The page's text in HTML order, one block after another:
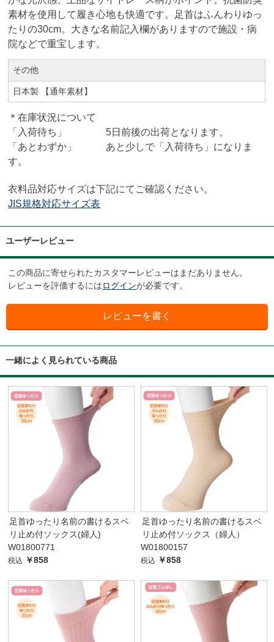
素材を使用して履き心地も快適です。足首はふんわりゆっ
たりの30cm。大きな名前記入欄がありますので施設・病
院などで重宝します。
その他
日本製 【通年素材】
＊在庫状況について
「入荷待ち」 5日前後の出荷となります。
「あとわずか」 あと少しで「入荷待ち」になりま
す。
衣料品対応サイズは下記にてご確認ください。
JIS規格対応サイズ表
ユーザーレビュー
この商品に寄せられたカスタマーレビューはまだありません。
レビューを評価するにはログインが必要です。
一緒によく見られている商品
足首ゆったり名前の書けるスベ
リ止め付ソックス(婦人)
W01800771
税込 ￥858
足首ゆったり名前の書けるスベ
リ止め付ソックス（婦人）
W01800157
税込 ￥858